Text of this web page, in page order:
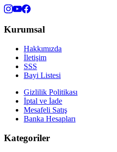
Kurumsal
Hakkımızda
İletişim
SSS
Bayi Listesi
Gizlilik Politikası
İptal ve İade
Mesafeli Satış
Banka Hesapları
Kategoriler